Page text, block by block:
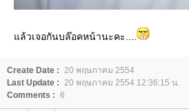
ล้วเจอกันบล๊อคหน้านะคะ....
Create Date :
20 พฤษภาคม 2554
Last Update :
20 พฤษภาคม 2554 12:36:15 น.
Comments : 6